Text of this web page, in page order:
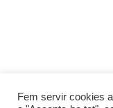
Fem servir cookies